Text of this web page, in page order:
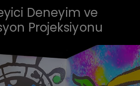
Deneyim ve
Projeksiyonu